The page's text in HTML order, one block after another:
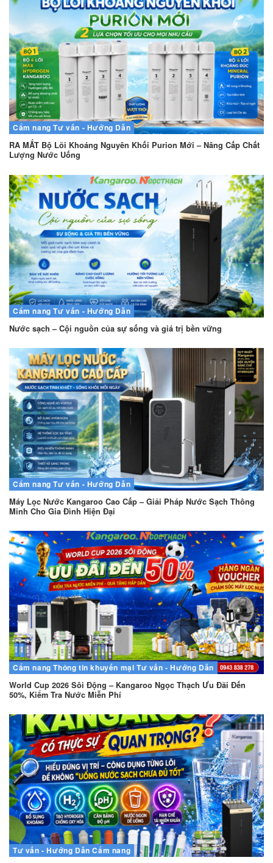
Cẩm nang Tư vấn - Hướng Dẫn
RA MẮT Bộ Lõi Khoáng Nguyên Khối Purion Mới – Nâng Cấp Chất
Lượng Nước Uống
Cẩm nang Tư vấn - Hướng Dẫn
Nước sạch – Cội nguồn của sự sống và giá trị bền vững
Cẩm nang Tư vấn - Hướng Dẫn
Máy Lọc Nước Kangaroo Cao Cấp – Giải Pháp Nước Sạch Thông
Minh Cho Gia Đình Hiện Đại
Cẩm nang Thông tin khuyến mại Tư vấn - Hướng Dẫn
World Cup 2026 Sôi Động – Kangaroo Ngọc Thạch Ưu Đãi Đến
50%, Kiểm Tra Nước Miễn Phí
Tư vấn - Hướng Dẫn Cẩm nang